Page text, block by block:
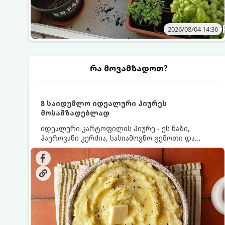
2026/08/04 14:36
რა მოვამზადოთ?
8 საიდუმლო იდეალური პიურეს
მოსამზადებლად
იდეალური კარტოფილის პიურე - ეს ნაზი,
ჰაეროვანი კერძია, სასიამოვნო გემოთი და
ნაღების-მოყვითალო ფერით. მისი მომზადება
ძალიან მარტივია, მაგრამ არსებობს რამდენიმე
საიდუმლო, რომლებიც უნდა იცოდეთ, რომ
პიურე იდეალურად გემრიელი გამოვიდეს.